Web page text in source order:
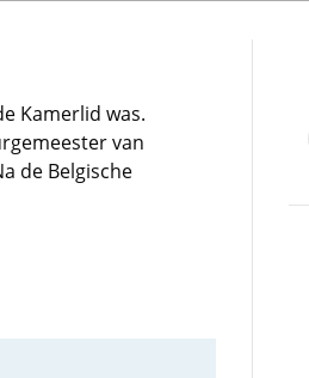
Kamerlid was.
van
de Belgische